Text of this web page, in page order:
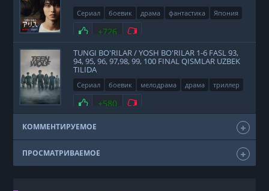
Сериал боевик драма фантастика
Япония
2020
Нравится
+726 Не нравится
TUNGI BO'RILAR / YOSH BO'RILAR 1-6 FASL 93,
94, 95, 96, 97,98, 99, 100 FINAL QISMLAR UZBEK
TILIDA
Сериал боевик мелодрама драма
триллер
фэнтези
США 2011
Нравится
+580 Не нравится
КОММЕНТИРУЕМОЕ
ПРОСМАТРИВАЕМОЕ